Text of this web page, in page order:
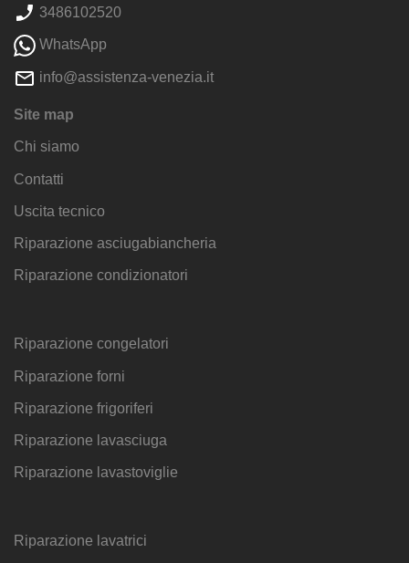
3486102520
WhatsApp
info@assistenza-venezia.it
Site map
Chi siamo
Contatti
Uscita tecnico
Riparazione asciugabiancheria
Riparazione condizionatori
Riparazione congelatori
Riparazione forni
Riparazione frigoriferi
Riparazione lavasciuga
Riparazione lavastoviglie
Riparazione lavatrici